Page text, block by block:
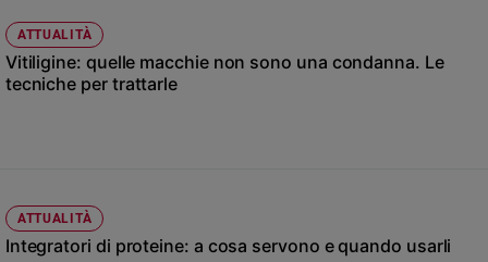
Papa
Chiesa
Santi
Devozione
ATTUALITÀ
Vitiligine: quelle macchie non sono una condanna. Le
tecniche per trattarle
ATTUALITÀ
Integratori di proteine: a cosa servono e quando usarli